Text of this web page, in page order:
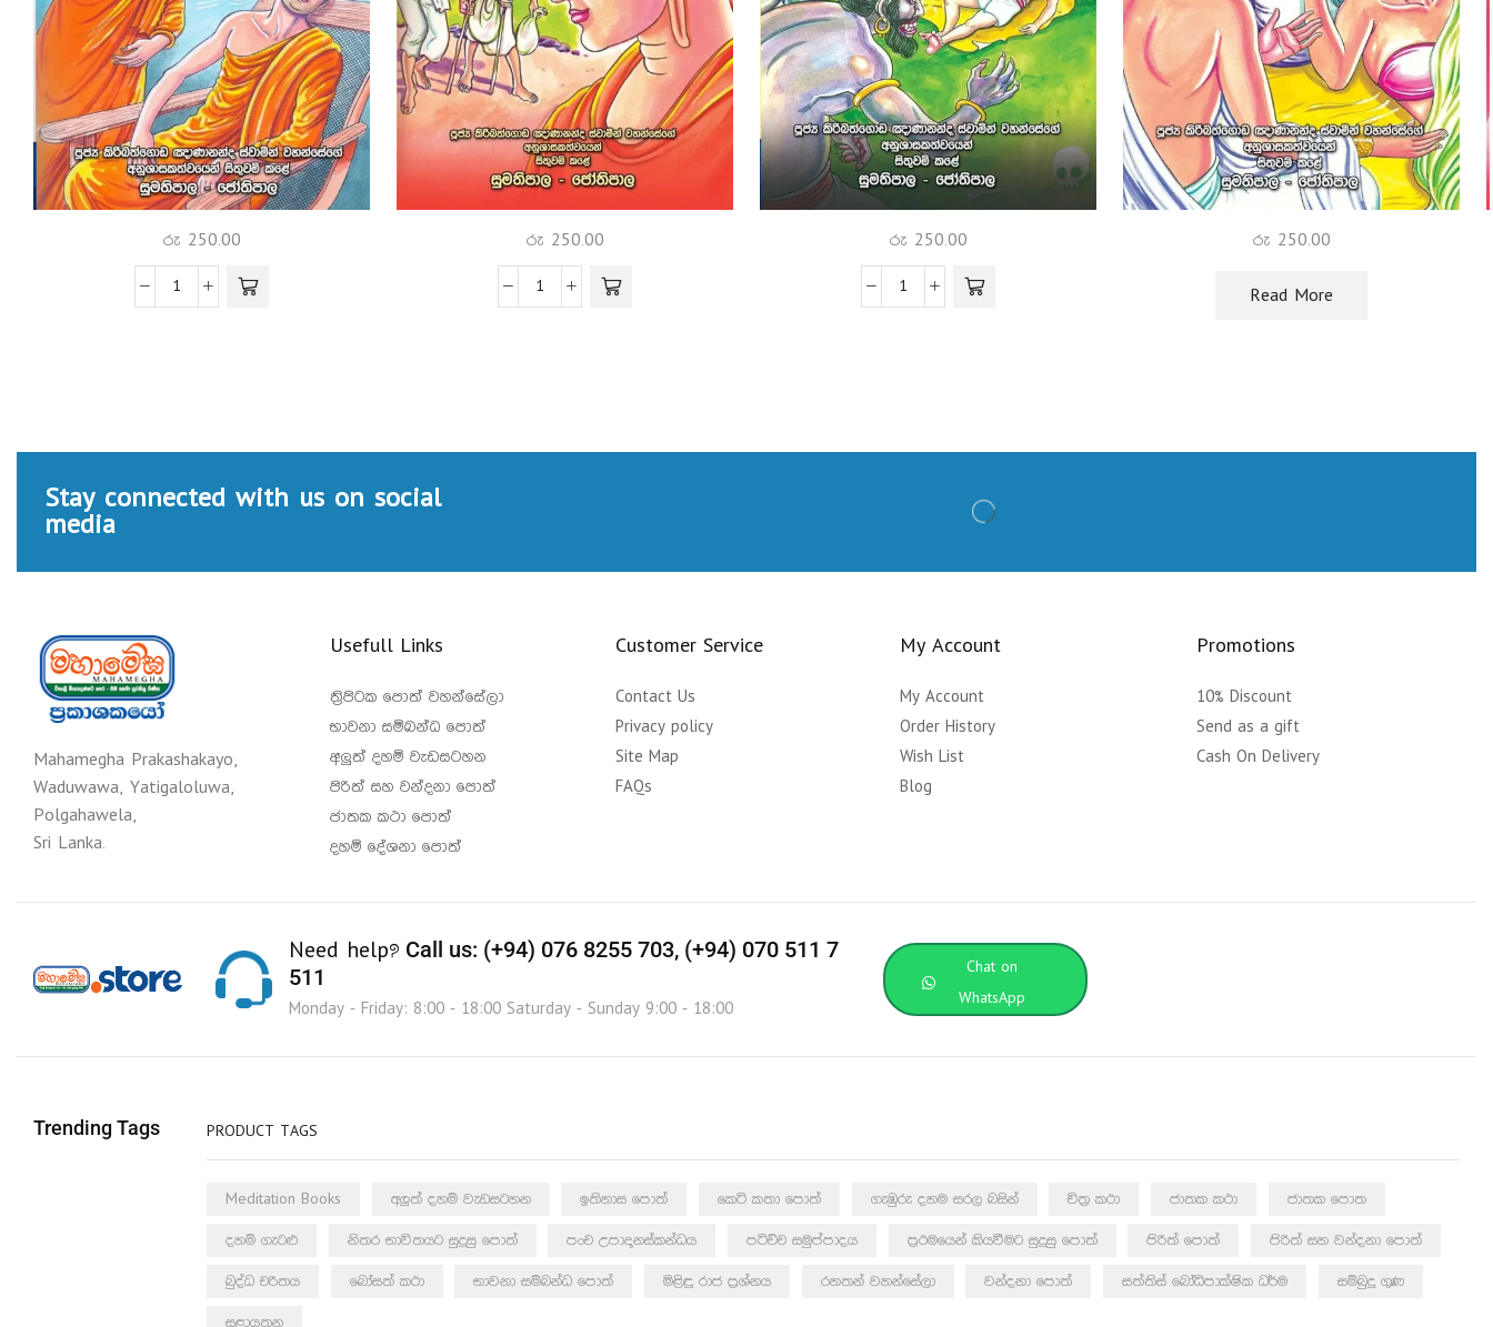
රු 250.00 රු 250.00 රු 250.00 රු 250.00
Read More
Stay connected with us on social
media
Mahamegha Prakashakayo,
Waduwawa, Yatigaloluwa,
Polgahawela,
Sri Lanka.
Usefull Links
ත්‍රිපිටක පොත් වහන්සේලා
භාවනා සම්බන්ධ පොත්
අලුත් දහම් වැඩසටහන
පිරිත් සහ වන්දනා පොත්
ජාතක කථා පොත්
දහම් දේශනා පොත්
Customer Service
Contact Us
Privacy policy
Site Map
FAQs
My Account
My Account
Order History
Wish List
Blog
Promotions
10% Discount
Send as a gift
Cash On Delivery
Need help? Call us: (+94) 076 8255 703, (+94) 070 511 7
511
Monday - Friday: 8:00 - 18:00 Saturday - Sunday 9:00 - 18:00
Chat on
WhatsApp
Trending Tags PRODUCT TAGS
Meditation Books අලුත් දහම් වැඩසටහන ඉතිහාස පොත් කෙටි කතා පොත් ගැඹුරු දහම සරල බසින් චිත්‍ර කථා ජාතක කථා ජාතක පොත
දහම් ගැටළු නිතර භාවිතයට සුදුසු පොත් පංච උපාදානස්කන්ධය පටිච්ච සමුප්පාදය ප්‍රථමයෙන් කියවීමට සුදුසු පොත් පිරිත් පොත් පිරිත් සහ වන්දනා පොත්
බුද්ධ චරිතය බෝසත් කථා භාවනා සම්බන්ධ පොත් මිළිඳු රාජ ප්‍රශ්නය රහතන් වහන්සේලා වන්දනා පොත් සත්තිස් බෝධිපාක්ෂික ධර්ම සම්බුදු ගුණ
සළායතන